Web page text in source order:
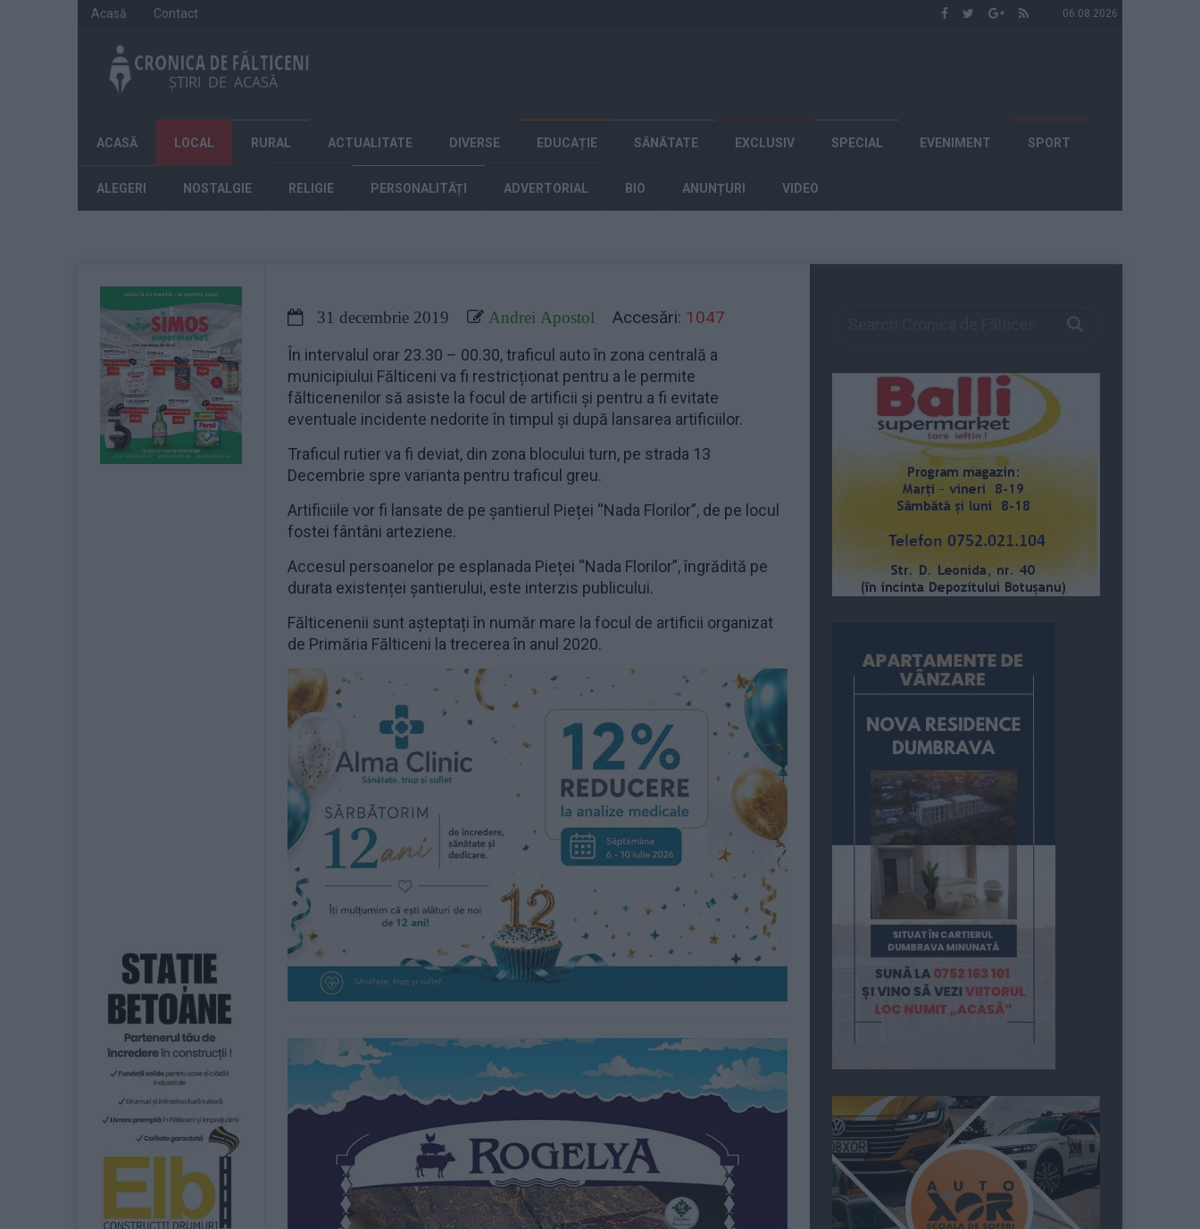
06.08.2026
Acasă Contact
ACASĂ LOCAL RURAL ACTUALITATE DIVERSE EDUCAȚIE SĂNĂTATE EXCLUSIV SPECIAL EVENIMENT SPORT
ALEGERI NOSTALGIE RELIGIE PERSONALITĂȚI ADVERTORIAL BIO ANUNȚURI VIDEO
31 decembrie 2019 Andrei Apostol Accesări: 1047
În intervalul orar 23.30 – 00.30, traficul auto în zona centrală a
municipiului Fălticeni va fi restricționat pentru a le permite
fălticenenilor să asiste la focul de artificii și pentru a fi evitate
eventuale incidente nedorite în timpul și după lansarea artificiilor.
Traficul rutier va fi deviat, din zona blocului turn, pe strada 13
Decembrie spre varianta pentru traficul greu.
Artificiile vor fi lansate de pe șantierul Pieței “Nada Florilor”, de pe locul
fostei fântâni arteziene.
Accesul persoanelor pe esplanada Pieței “Nada Florilor”, îngrădită pe
durata existenței șantierului, este interzis publicului.
Fălticenenii sunt așteptați în număr mare la focul de artificii organizat
de Primăria Fălticeni la trecerea în anul 2020.